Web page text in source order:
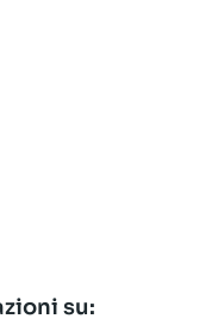
su: